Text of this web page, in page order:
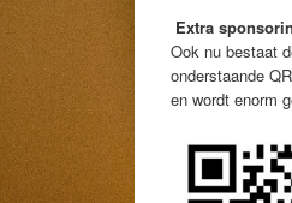
Extra
Ook nu bestaat
onderstaande
en wordt enorm